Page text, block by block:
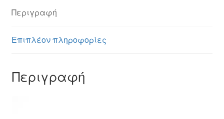
Περιγραφή
Επιπλέον πληροφορίες
Περιγραφή